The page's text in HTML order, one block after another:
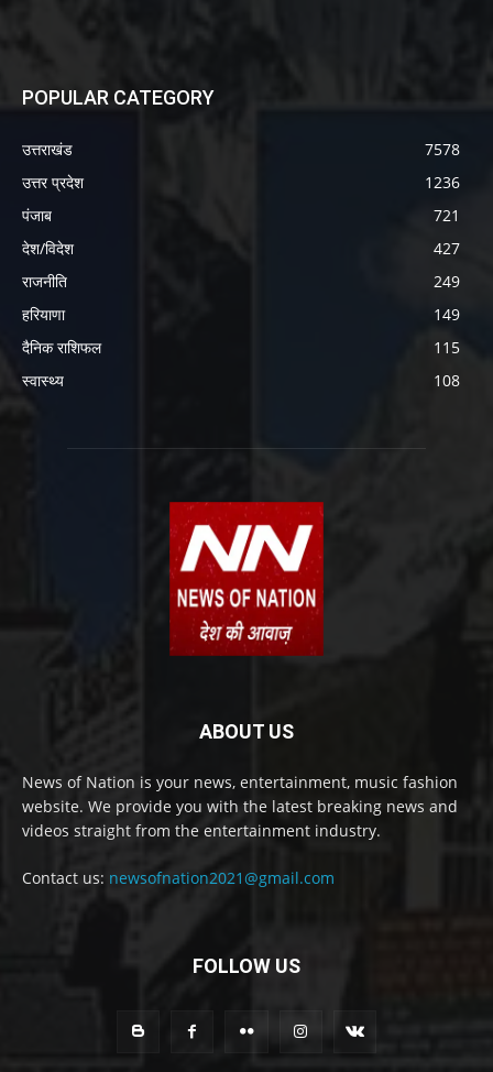
POPULAR CATEGORY
उत्तराखंड
7578
उत्तर प्रदेश
1236
पंजाब
721
देश/विदेश
427
राजनीति
249
हरियाणा
149
दैनिक राशिफल
115
स्वास्थ्य
108
ABOUT US
News of Nation is your news, entertainment, music fashion
website. We provide you with the latest breaking news and
videos straight from the entertainment industry.
Contact us: newsofnation2021@gmail.com
FOLLOW US